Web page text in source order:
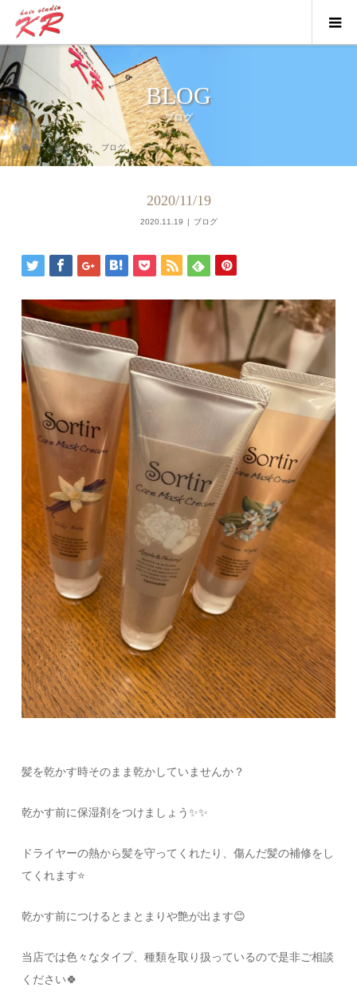
BLOG
ブログ
ブログ ブログ
2020/11/19
2020.11.19 ブログ
髪を乾かす時そのまま乾かしていませんか？
乾かす前に保湿剤をつけましょう✨✨
ドライヤーの熱から髪を守ってくれたり、傷んだ髪の補修をし
てくれます⭐️
乾かす前につけるとまとまりや艶が出ます😊
当店では色々なタイプ、種類を取り扱っているので是非ご相談
ください🍀